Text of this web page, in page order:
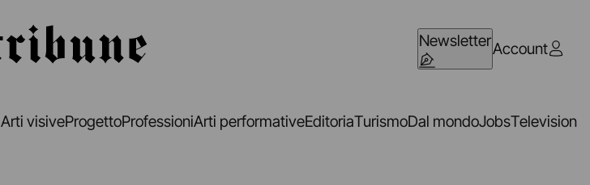
NewsletterAccount
Arti visiveProgettoProfessioniArti performativeEditoriaTurismoDal mondoJobsTelevision